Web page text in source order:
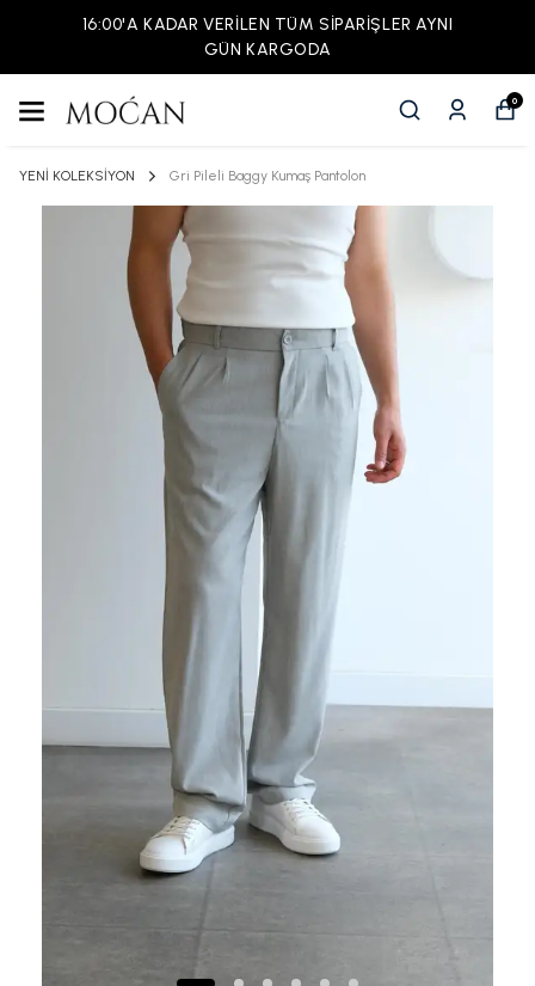
16:00'A KADAR VERİLEN TÜM SİPARİŞLER AYNI
GÜN KARGODA
0
YENİ KOLEKSİYON Gri Pileli Baggy Kumaş Pantolon